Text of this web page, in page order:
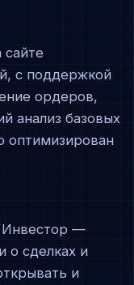
сайте
с поддержкой
ордеров,
анализ базовых
оптимизирован
Инвестор —
о сделках и
и